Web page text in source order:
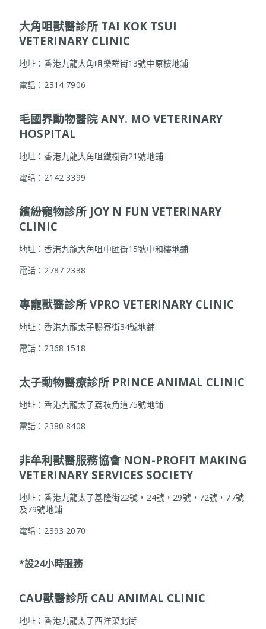
大角咀獸醫診所 TAI KOK TSUI
VETERINARY CLINIC
地址：香港九龍大角咀樂群街13號中原樓地鋪
電話：2314 7906
毛國界動物醫院 ANY. MO VETERINARY
HOSPITAL
地址：香港九龍大角咀鐵樹街21號地鋪
電話：2142 3399
繽紛寵物診所 JOY N FUN VETERINARY
CLINIC
地址：香港九龍大角咀中匯街15號中和樓地鋪
電話：2787 2338
專寵獸醫診所 VPRO VETERINARY CLINIC
地址：香港九龍太子鴨寮街34號地鋪
電話：2368 1518
太子動物醫療診所 PRINCE ANIMAL CLINIC
地址：香港九龍太子荔枝角道75號地鋪
電話：2380 8408
非牟利獸醫服務協會 NON-PROFIT MAKING
VETERINARY SERVICES SOCIETY
地址：香港九龍太子基隆街22號，24號，29號，72號，77號
及79號地鋪
電話：2393 2070
*設24小時服務
CAU獸醫診所 CAU ANIMAL CLINIC
地址：香港九龍太子西洋菜北街